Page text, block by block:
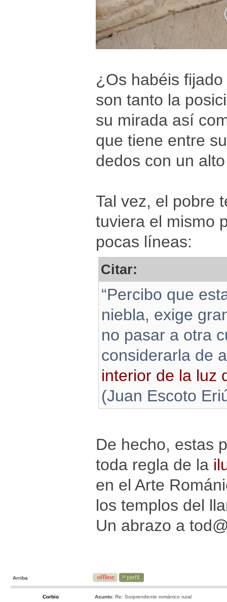
¿Os habéis
son tanto la
su mirada así
que tiene entre
dedos con un
Tal vez, el pobre
tuviera el mismo
pocas líneas:
Citar:
“Percibo que
niebla, exige
no pasar a otra
considerarla de
interior de la luz
(Juan Escoto
De hecho, estas
toda regla de la
en el Arte
los templos del
Un abrazo a
Arriba
Corbio Asunto: Re: Sorprendente románico rural